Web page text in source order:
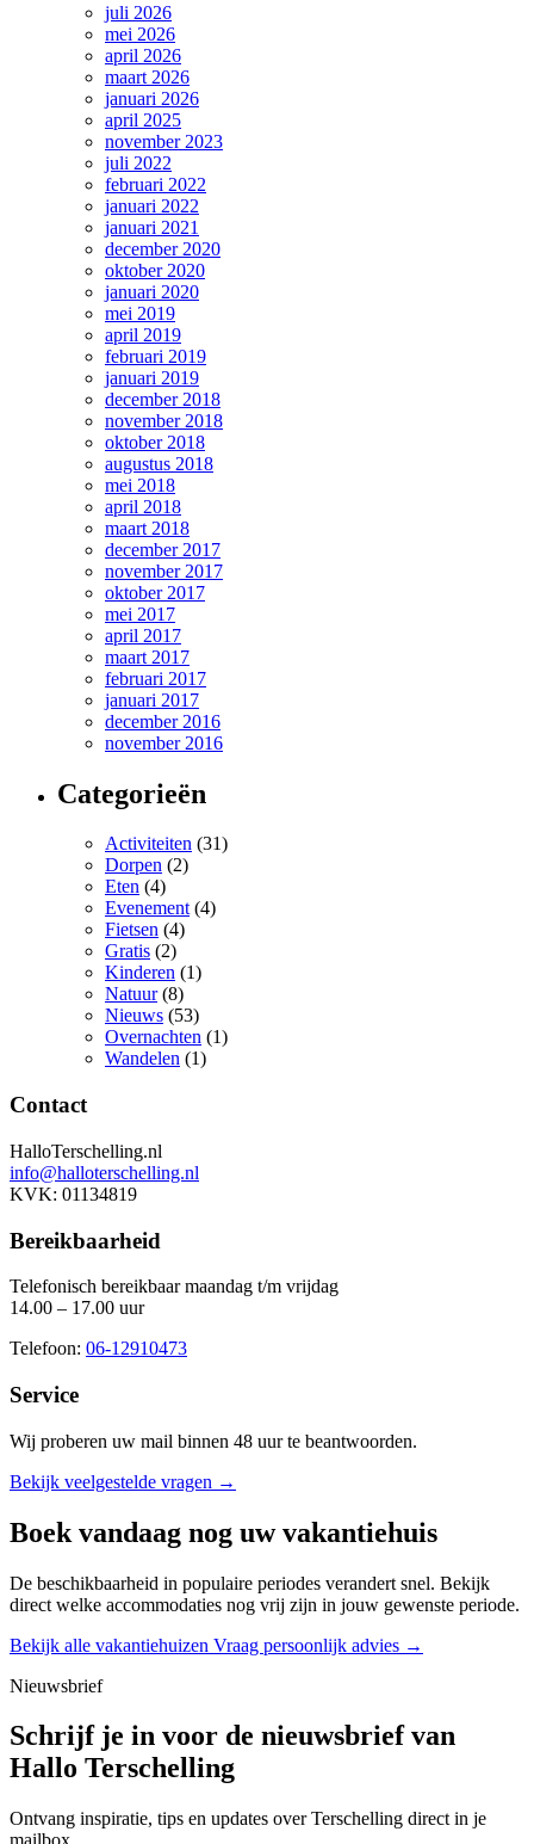
juli 2026
mei 2026
april 2026
maart 2026
januari 2026
april 2025
november 2023
juli 2022
februari 2022
januari 2022
januari 2021
december 2020
oktober 2020
januari 2020
mei 2019
april 2019
februari 2019
januari 2019
december 2018
november 2018
oktober 2018
augustus 2018
mei 2018
april 2018
maart 2018
december 2017
november 2017
oktober 2017
mei 2017
april 2017
maart 2017
februari 2017
januari 2017
december 2016
november 2016
Categorieën
Activiteiten (31)
Dorpen (2)
Eten (4)
Evenement(4)
Fietsen (4)
Gratis (2)
Kinderen (1)
Natuur(8)
Nieuws (53)
Overnachten (1)
Wandelen (1)
Contact
HalloTerschelling.nl
info@halloterschelling.nl
KVK: 01134819
Bereikbaarheid
Telefonisch bereikbaar maandag t/m vrijdag
14.00 – 17.00 uur
Telefoon: 06-12910473
Service
Wij proberen uw mail binnen 48 uurte beantwoorden.
Bekijk veelgestelde vragen →
Boek vandaag nog uw vakantiehuis
De beschikbaarheid in populaire periodes verandert snel. Bekijk
direct welke accommodaties nog vrij zijn in jouw gewenste periode.
Bekijk alle vakantiehuizen Vraag persoonlijk advies →
Nieuwsbrief
Schrijf je in voor de nieuwsbrief van
Hallo Terschelling
Ontvang inspiratie, tips en updates over Terschelling direct in je